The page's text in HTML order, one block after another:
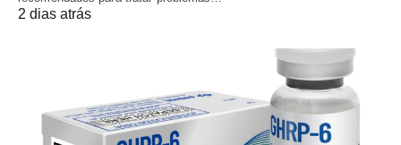
2 dias atrás